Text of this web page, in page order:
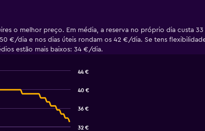
o melhor preço. Em média, a reserva no próprio dia custa
€/dia e nos dias úteis rondam os 42 €/dia. Se tens
estão mais baixos: 34 €/dia.
32 €
36 €
40 €
44 €